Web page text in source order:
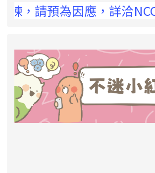
預為因應，詳洽NCC官網